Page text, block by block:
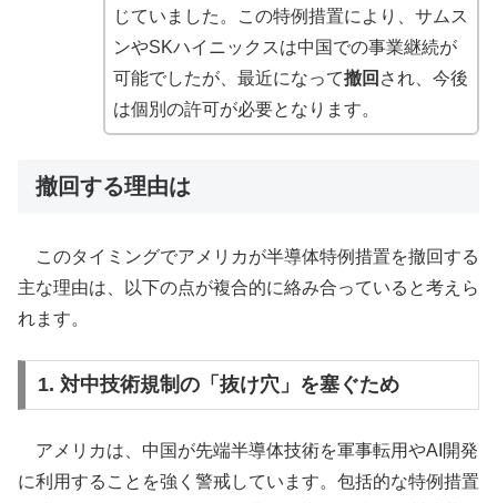
じていました。この特例措置により、サムス
ンやSKハイニックスは中国での事業継続が
可能でしたが、最近になって撤回 され、今後
は個別の許可が必要となります。
撤回する理由は
このタイミングでアメリカが半導体特例措置を撤回する
主な理由は、以下の点が複合的に絡み合っていると考えら
れます。
1. 対中技術規制の「抜け穴」を塞ぐため
アメリカは、中国が先端半導体技術を軍事転用やAI開発
に利用することを強く警戒しています。包括的な特例措置